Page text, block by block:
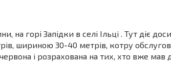
горі Запідки в селі Ільці . Тут діє
шириною 30-40 метрів, котру
і розрахована на тих, хто вже мав